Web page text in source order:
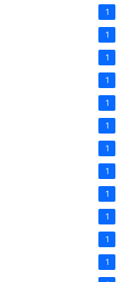
1
1
1
1
1
1
1
1
1
1
1
1